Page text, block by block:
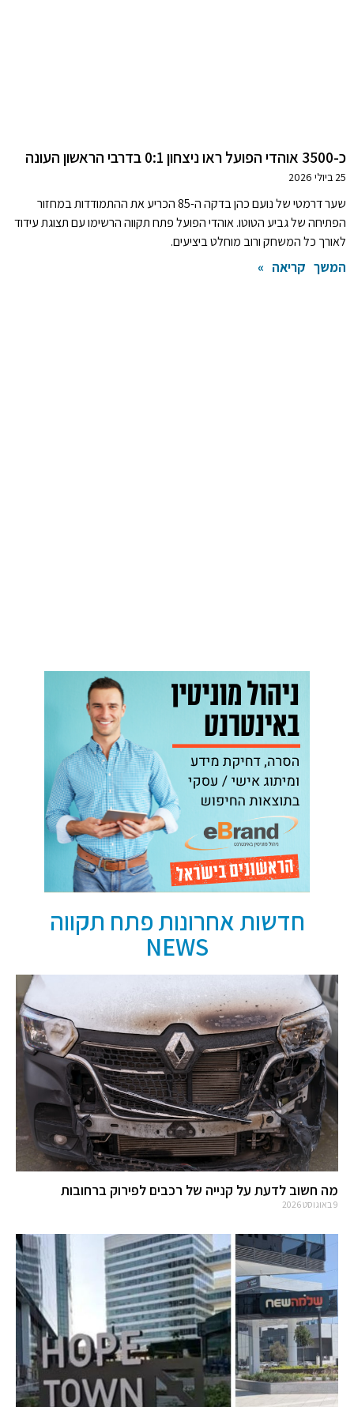
כ-3500 אוהדי הפועל ראו ניצחון 0:1 בדרבי הראשון העונה
25 ביולי 2026
שער דרמטי של נועם כהן בדקה ה-85 הכריע את ההתמודדות במחזור
הפתיחה של גביע הטוטו. אוהדי הפועל פתח תקווה הרשימו עם תצוגת עידוד
לאורך כל המשחק ורוב מוחלט ביציעים.
המשך קריאה »
חדשות אחרונות פתח תקווה
NEWS
מה חשוב לדעת על קנייה של רכבים לפירוק ברחובות
9 באוגוסט 2026